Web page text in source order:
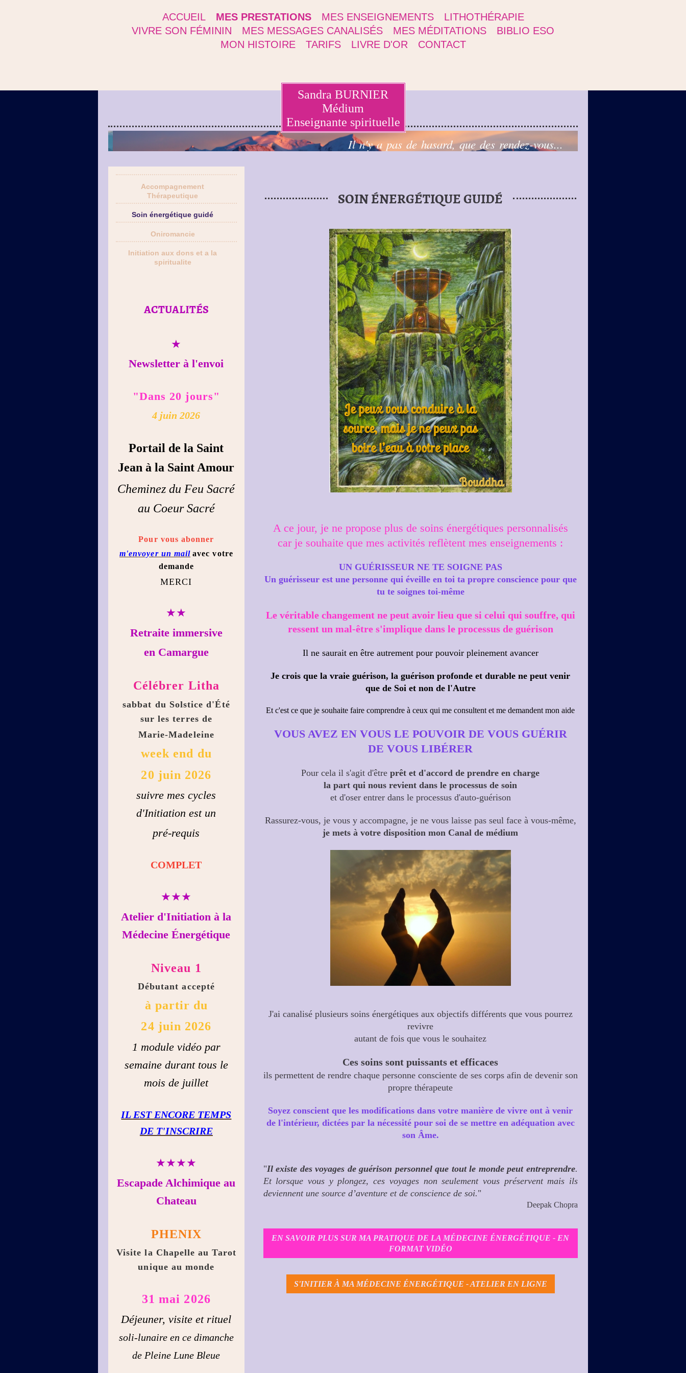
ACCUEIL MES PRESTATIONS MES ENSEIGNEMENTS
LITHOTHÉRAPIE
VIVRE SON FÉMININ
MES MESSAGES CANALISÉS MES MÉDITATIONS
BIBLIO ESO
MON HISTOIRE
TARIFS LIVRE D'OR CONTACT
Sandra BURNIER
Médium
Enseignante spirituelle
Il n'y a pas de hasard, que des rendez-vous...
SOIN ÉNERGÉTIQUE GUIDÉ
A ce jour, je ne propose plus de soins énergétiques personnalisés
car je souhaite que mes activités reflètent mes enseignements :
UN GUÉRISSEUR NE TE SOIGNE PAS
Un guérisseur est une personne qui éveille en toi ta propre conscience pour que
tu te soignes toi-même
Le véritable changement ne peut avoir lieu que si celui qui souffre, qui
ressent un mal-être s'implique dans le processus de guérison
Il ne saurait en être autrement pour pouvoir pleinement avancer
Je crois que la vraie guérison, la guérison profonde et durable ne peut venir
que de Soi et non de l'Autre
Et c'est ce que je souhaite faire comprendre à ceux qui me consultent et me demandent mon aide
VOUS AVEZ EN VOUS LE POUVOIR DE VOUS GUÉRIR
DE VOUS LIBÉRER
Pour cela il s'agit d'êtreprêt et d'accord de prendre en charge
la part qui nous revient dans le processus de soin
et d'oser entrer dans le processus d'auto-guérison
Rassurez-vous, je vous y accompagne, je ne vous laisse pas seul face à vous-même,
je mets à votre disposition mon Canal de médium
J'ai canalisé plusieurs soins énergétiques aux objectifs différents que vous pourrez
revivre
autant de fois que vous le souhaitez
Ces soins sont puissants et efficaces
ils permettent de rendre chaque personne consciente de ses corps afin de devenir son
propre thérapeute
Soyez conscient que les modifications dans votre manière de vivre ont à venir
de l'intérieur, dictées par la nécessité pour soi de se mettre en adéquation avec
son Âme.
"Il existe des voyages de guérison personnel que tout le monde peut entreprendre.
Et lorsque vous y plongez, ces voyages non seulement vous préservent mais ils
deviennent une source d’aventure et de conscience de soi."
Deepak Chopra
EN SAVOIR PLUS SUR MA PRATIQUE DE LA MÉDECINE ÉNERGÉTIQUE - EN
FORMAT VIDÉO
S'INITIER À MA MÉDECINE ÉNERGÉTIQUE - ATELIER EN LIGNE
Accompagnement
Thérapeutique
Soin énergétique guidé
Oniromancie
Initiation aux dons et a la
spiritualite
ACTUALITÉS
★
Newsletter à l'envoi
"Dans 20 jours"
4 juin 2026
Portail de la Saint
Jean à la Saint Amour
Cheminez du Feu Sacré
au Coeur Sacré
Pour vous abonner
m'envoyer un mail avec votre
demande
MERCI
★★
Retraite immersive
en Camargue
Célébrer Litha
sabbat du Solstice d'Été
sur les terres de
Marie-Madeleine
week end du
20 juin 2026
suivre mes cycles
d'Initiation est un
pré-requis
COMPLET
★★★
Atelier d'Initiation à la
Médecine Énergétique
Niveau 1
Débutant accepté
à partir du
24 juin 2026
1 module vidéo par
semaine durant tous le
mois de juillet
IL EST ENCORE TEMPS
DE T'INSCRIRE
★★★★
Escapade Alchimique au
Chateau
PHENIX
Visite la Chapelle au Tarot
unique au monde
31 mai 2026
Déjeuner, visite et rituel
soli-lunaire en ce dimanche
de Pleine Lune Bleue